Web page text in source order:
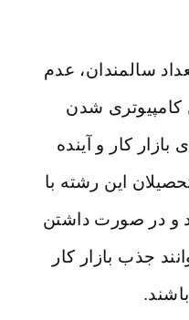
سالمندان، عدم
کامپیوتری شدن
کار و آینده
این رشته با
و در صورت داشتن
جذب بازار کار